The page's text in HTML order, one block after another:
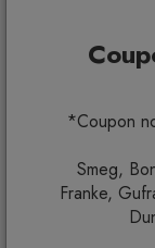
*Coupon
Smeg,
Franke,